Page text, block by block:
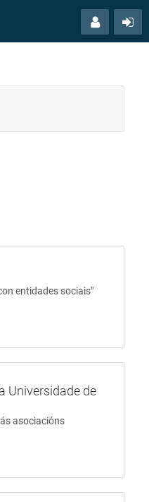
Menú
usuario
entidades sociais"
Universidade de
asociacións